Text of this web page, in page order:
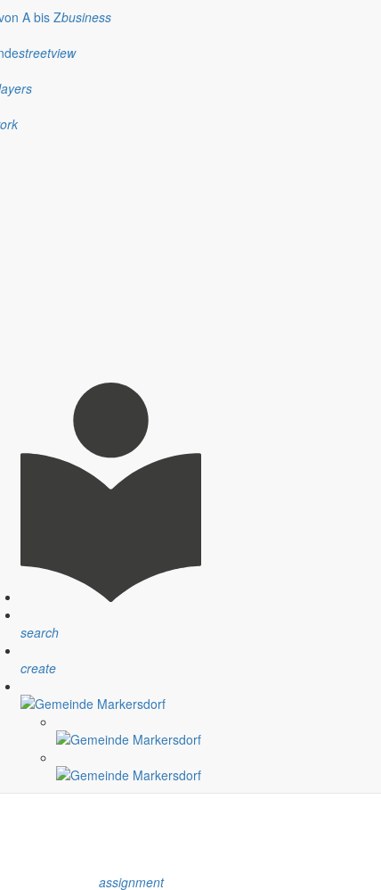
A bis Zbusiness
streetview
search
create
Öffnungszeiten und Informationen zu
erfolgt sind.
Raum werden aufgegriffen.
assignment